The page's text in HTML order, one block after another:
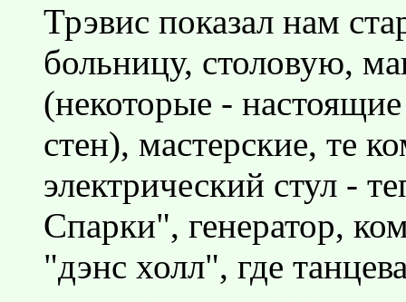
Трэвис показал нам
больницу, столовую,
(некоторые -
стен), мастерские, те
электрический стул -
Спарки", генератор,
"дэнс холл", где